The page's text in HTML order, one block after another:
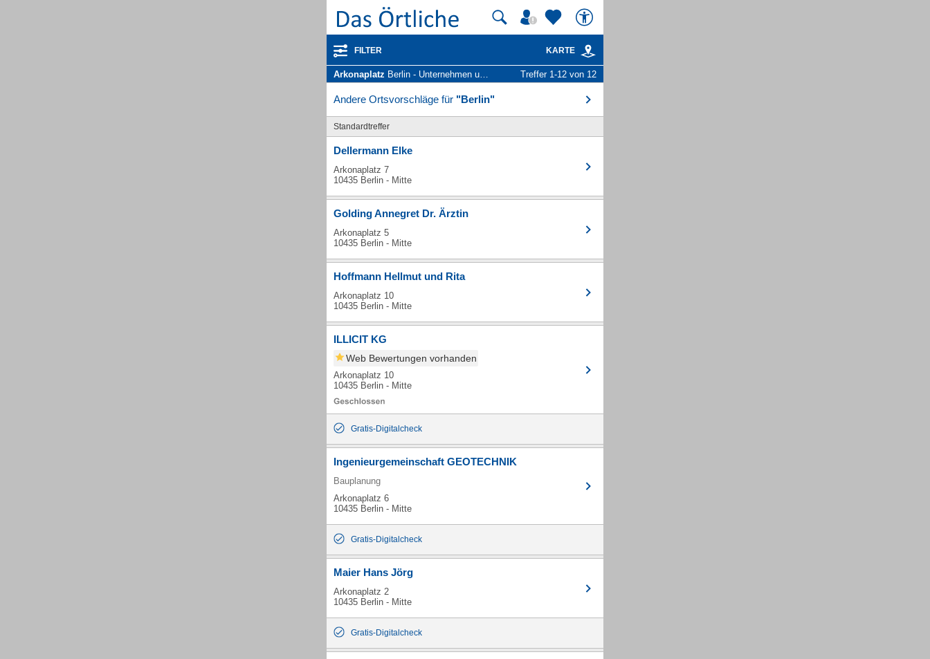
FILTER KARTE
Arkonaplatz Berlin - Unternehmen und Personen Treffer 1-12 von 12
Andere Ortsvorschläge für "Berlin"
Standardtreffer
Dellermann Elke
Arkonaplatz 7
10435 Berlin - Mitte
Golding Annegret Dr. Ärztin
Arkonaplatz 5
10435 Berlin - Mitte
Hoffmann Hellmut und Rita
Arkonaplatz 10
10435 Berlin - Mitte
ILLICIT KG
Web Bewertungen vorhanden
Arkonaplatz 10
10435 Berlin - Mitte
Gratis-Digitalcheck
Ingenieurgemeinschaft GEOTECHNIK
Bauplanung
Arkonaplatz 6
10435 Berlin - Mitte
Gratis-Digitalcheck
Maier Hans Jörg
Arkonaplatz 2
10435 Berlin - Mitte
Gratis-Digitalcheck